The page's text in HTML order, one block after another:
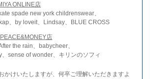
ONLINE店
spade new york childrenswear、
、by loveit、Lindsay、BLUE CROSS
店
the rain、babycheer、
sense of wonder、キリンのソフィ
かけいたしますが、何卒ご理解いただきますよ